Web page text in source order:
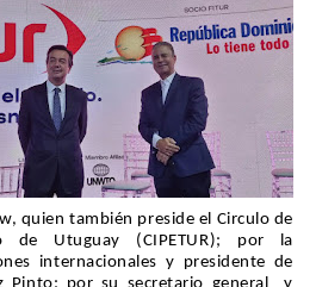
quien también preside el Circulo de
de Utuguay (CIPETUR); por la
internacionales y presidente de